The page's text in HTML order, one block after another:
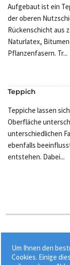
Aufgebaut ist ein
der oberen
Rückenschicht aus
Naturlatex,
Pflanzenfasern. Tr...
Teppich
Teppiche lassen
Oberfläche
unterschiedlichen
ebenfalls
entstehen. Dabei...
Stichworte:
Bodenbelag•
Um Ihnen den
Cookies. Einige